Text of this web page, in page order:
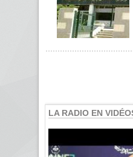
LA RADIO EN